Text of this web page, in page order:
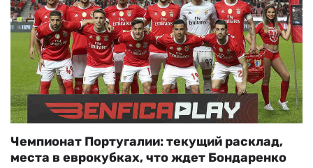
Чемпионат Португалии: текущий расклад,
места в еврокубках, что ждет Бондаренко